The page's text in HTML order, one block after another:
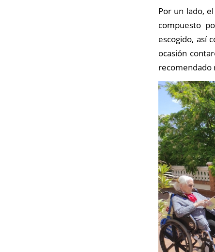
Por un lado, el
compuesto
escogido, así
ocasión
recomendado